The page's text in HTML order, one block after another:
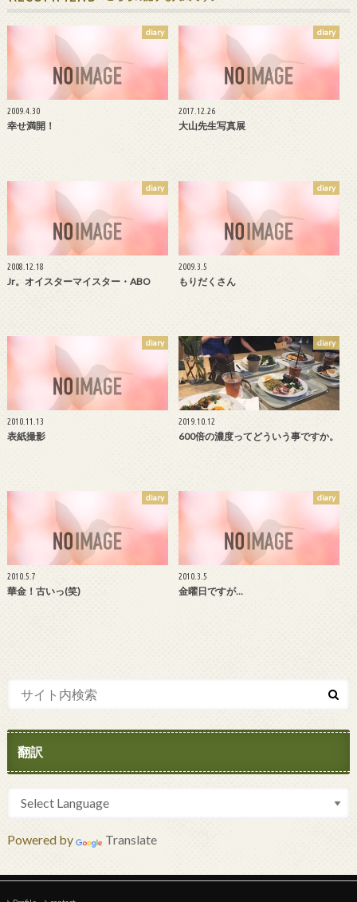
diary
2009.4.30
幸せ満開！
diary
2017.12.26
大山先生写真展
diary
2008.12.18
Jr。オイスターマイスター・ABO
diary
2009.3.5
もりだくさん
diary
2010.11.13
表紙撮影
diary
2019.10.12
600倍の濃度ってどういう事ですか。
diary
2010.5.7
華金！古いっ(笑)
diary
2010.3.5
金曜日ですが…
翻訳
Powered by Translate